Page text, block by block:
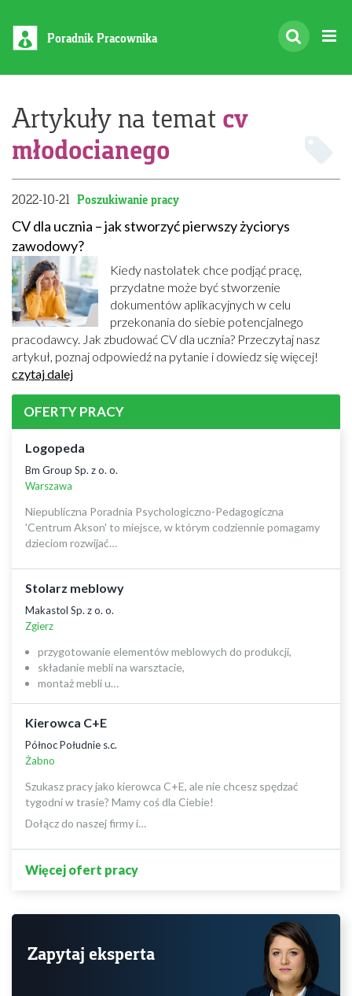
Poradnik Pracownika
Artykuły na temat cv
młodocianego
2022-10-21 Poszukiwanie pracy
CV dla ucznia – jak stworzyć pierwszy życiorys
zawodowy?
Kiedy nastolatek chce podjąć pracę,
przydatne może być stworzenie
dokumentów aplikacyjnych w celu
przekonania do siebie potencjalnego
pracodawcy. Jak zbudować CV dla ucznia? Przeczytaj nasz
artykuł, poznaj odpowiedź na pytanie i dowiedz się więcej!
czytaj dalej
OFERTY PRACY
Logopeda
Bm Group Sp. z o. o.
Warszawa
Niepubliczna Poradnia Psychologiczno-Pedagogiczna
'Centrum Akson' to miejsce, w którym codziennie pomagamy
dzieciom rozwijać…
Stolarz meblowy
Makastol Sp. z o. o.
Zgierz
przygotowanie elementów meblowych do produkcji,
składanie mebli na warsztacie,
montaż mebli u…
Kierowca C+E
Północ Południe s.c.
Żabno
Szukasz pracy jako kierowca C+E, ale nie chcesz spędzać
tygodni w trasie? Mamy coś dla Ciebie!
Dołącz do naszej firmy i…
Więcej ofert pracy
Zapytaj eksperta